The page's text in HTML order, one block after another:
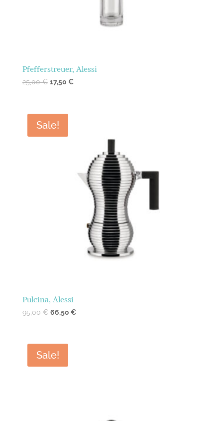
Pfefferstreuer, Alessi
25,00€ 17,50 €
Sale!
Pulcina, Alessi
95,00€ 66,50 €
Sale!